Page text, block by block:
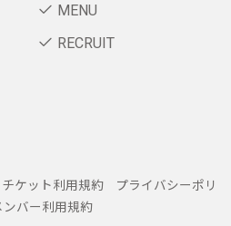
MENU
RECRUIT
チケット利用規約
プライバシーポリ
ンバー利用規約